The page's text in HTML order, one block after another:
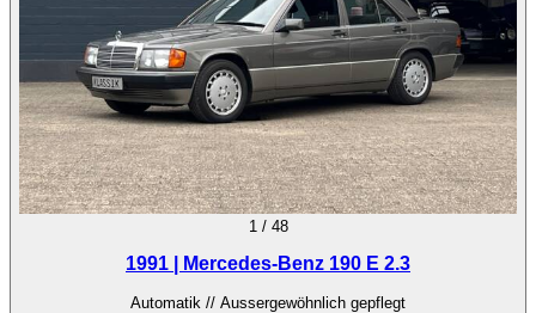
1 / 48
1991 | Mercedes-Benz 190 E 2.3
Automatik // Aussergewöhnlich gepflegt